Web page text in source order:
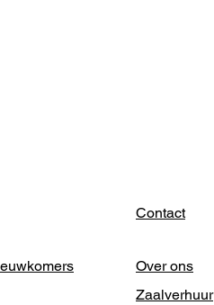
Contact
Over ons
Zaalverhuur